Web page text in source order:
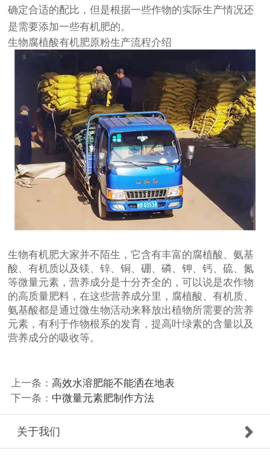
确定合适的配比，但是根据一些作物的实际生产情况还
是需要添加一些有机肥的。
生物腐植酸有机肥原粉生产流程介绍
生物有机肥大家并不陌生，它含有丰富的腐植酸、氨基
酸、有机质以及镁、锌、铜、硼、磷、钾、钙、硫、氮
等微量元素，营养成分是十分齐全的，可以说是农作物
的高质量肥料，在这些营养成分里，腐植酸、有机质、
氨基酸都是通过微生物活动来释放出植物所需要的营养
元素，有利于作物根系的发育，提高叶绿素的含量以及
营养成分的吸收等。
上一条： 高效水溶肥能不能洒在地表
下一条： 中微量元素肥制作方法
关于我们